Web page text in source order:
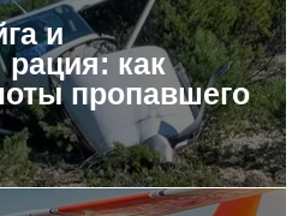
и
как
пропавшего